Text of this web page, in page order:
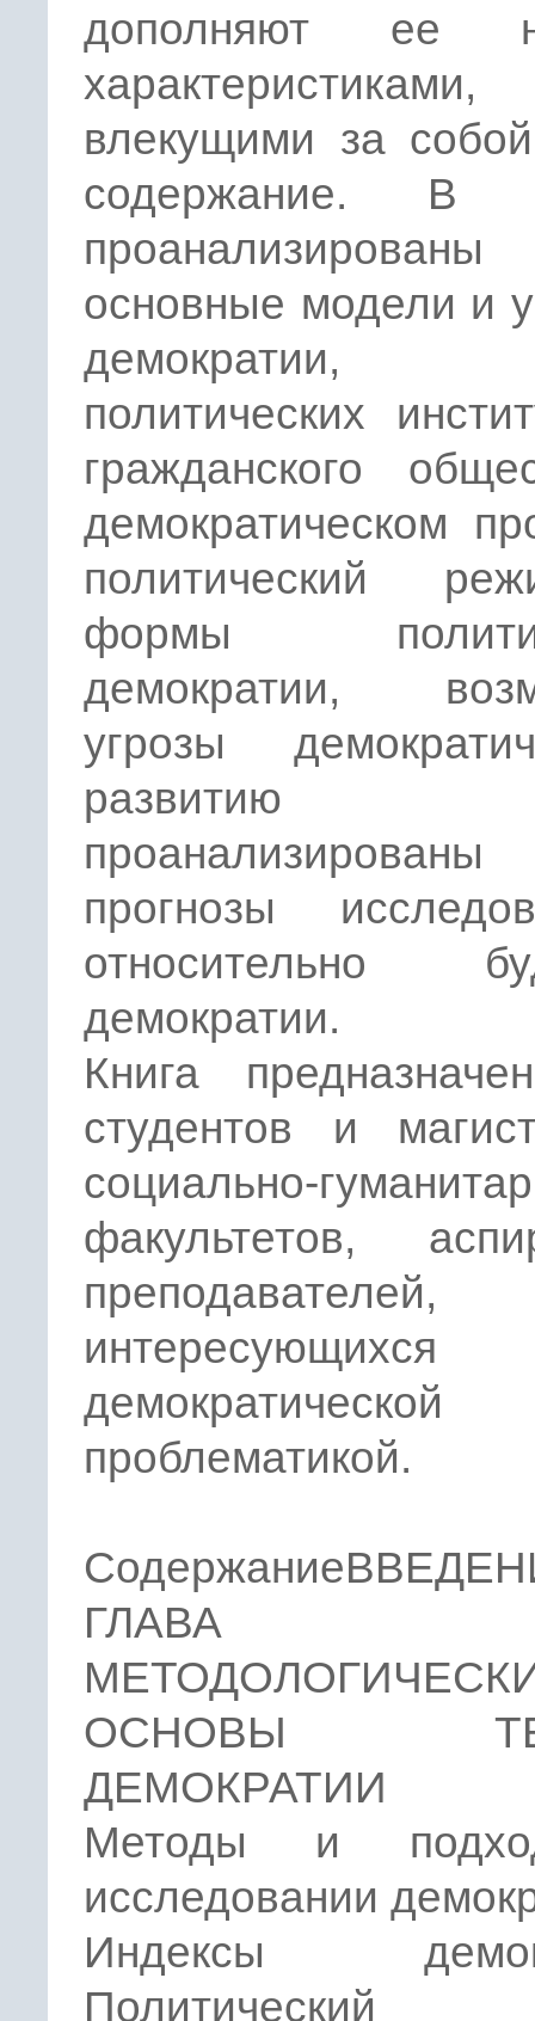
дополняют ее
характеристиками,
влекущими за
содержание. В
проанализированы
основные модели и
демократии,
политических
гражданского
демократическом
политический
формы
демократии,
угрозы
развитию
проанализированы
прогнозы
относительно
демократии.
Книга
студентов и
социально-
факультетов,
интересующихся
демократической
проблематикой.
ГЛАВА
ОСНОВЫ
ДЕМОКРАТИИ
Методы и
исследовании
Индексы
Политический